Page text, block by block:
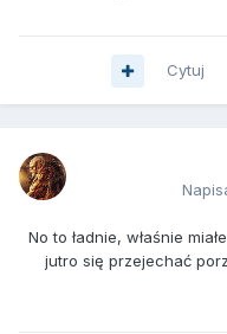
Cytuj
No to ładnie, właśnie
jutro się przejechać